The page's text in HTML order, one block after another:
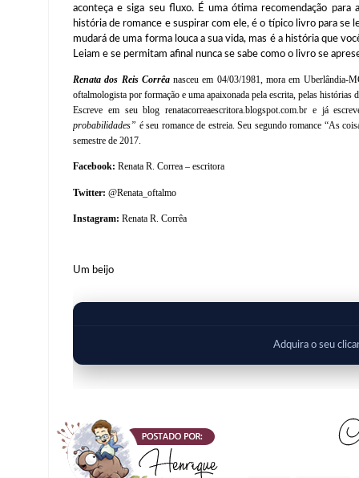
aconteça e siga seu fluxo. É uma ótima recomendação
história de romance e suspirar com ele, é o típico livro para se
mudará de uma forma louca a sua vida, mas é a história que
Leiam e se permitam afinal nunca se sabe como o livro se
Renata dos Reis Corrêa nasceu em 04/03/1981, mora em Uberlândia-
oftalmologista por formação e uma apaixonada pela escrita, pelas
Escreve em seu blog renatacorreaescritora.blogspot.com.br e já
probabilidades” é seu romance de estreia. Seu segundo romance “As
semestre de 2017.
Facebook: Renata R. Correa – escritora
Twitter: @Renata_oftalmo
Instagram: Renata R. Corrêa
Um beijo
Adquira o seu